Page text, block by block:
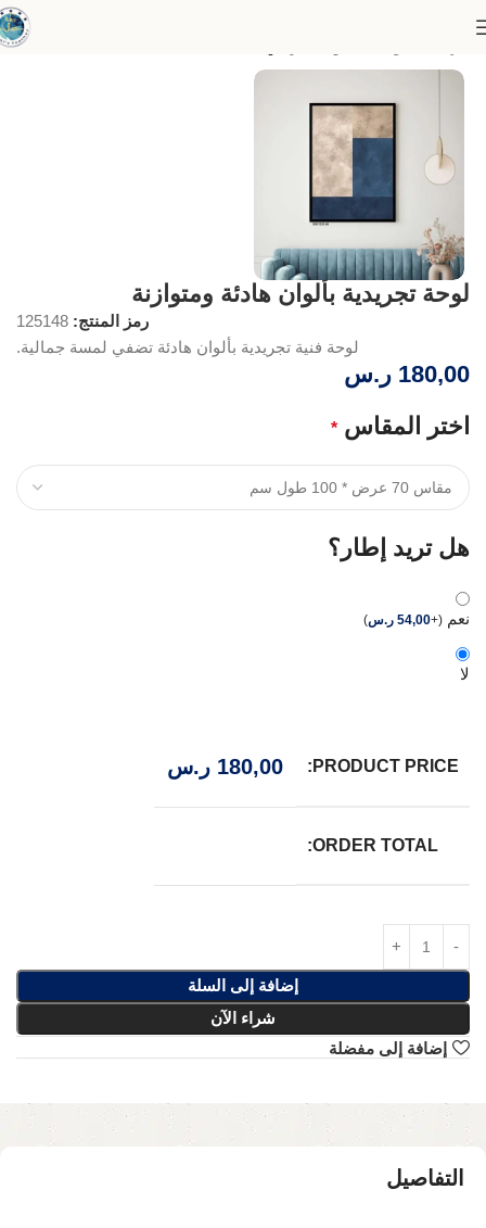
لوحة تجريدية بألوان هادئة ومتوازنة
رمز المنتج: 125148
لوحة فنية تجريدية بألوان هادئة تضفي لمسة جمالية.
180,00 ر.س
اختر المقاس *
هل تريد إطار؟
نعم (
+
54,00 ر.س)
لا
PRODUCT PRICE:
180,00 ر.س
ORDER TOTAL:
إضافة إلى السلة
شراء الآن
إضافة إلى مفضلة
التفاصيل